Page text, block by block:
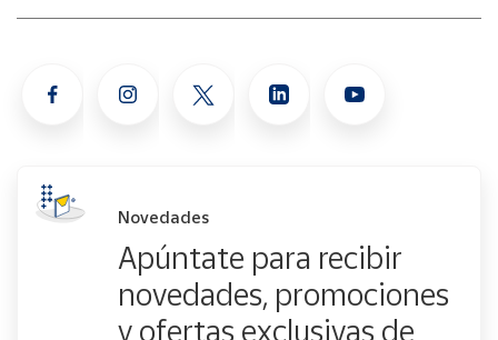
Novedades
Apúntate para recibir
novedades, promociones
y ofertas exclusivas de